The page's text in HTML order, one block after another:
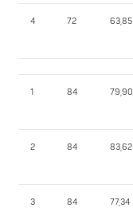
4 72 63,85
1 84 79,90
2 84 83,62
3 84 77,34